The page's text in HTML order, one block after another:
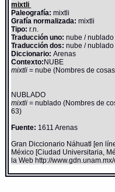
mixtli
Paleografía: mixtli
Grafía normalizada: mixtli
Tipo: r.n.
Traducción uno: nube / nublado
Traducción dos: nube / nublado
Diccionario:Arenas
Contexto: NUBE
mixtli= nube (Nombres de
NUBLADO
mixtli= nublado (Nombres de
63)
Fuente: 1611 Arenas
Gran Diccionario Náhuatl [en
México [Ciudad Universitaria,
la Web http://